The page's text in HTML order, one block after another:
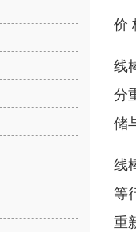
价
线
分
储
线
等
重